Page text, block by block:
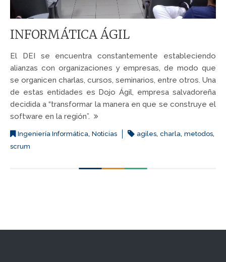
INFORMÁTICA ÁGIL
El DEI se encuentra constantemente estableciendo
alianzas con organizaciones y empresas, de modo que
se organicen charlas, cursos, seminarios, entre otros. Una
de estas entidades es Dojo Ágil, empresa salvadoreña
decidida a “transformar la manera en que se construye el
software en la región”.
Ingeniería Informática, Noticias agiles, charla, metodos,
scrum